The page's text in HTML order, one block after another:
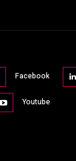
Facebook
Youtube